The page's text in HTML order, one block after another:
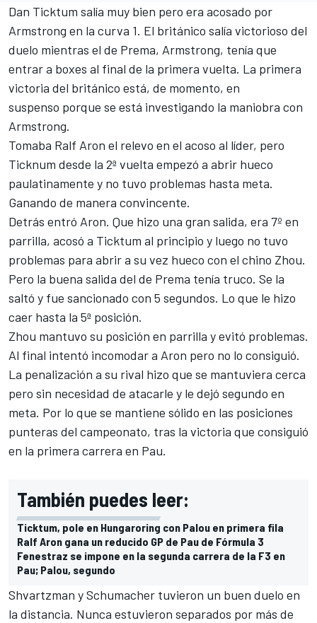
Dan Ticktum salía muy bien pero era acosado por
Armstrong en la curva 1. El británico salía victorioso del
duelo mientras el de Prema, Armstrong, tenía que
entrar a boxes al final de la primera vuelta. La primera
victoria del británico está, de momento, en
suspenso porque se está investigando la maniobra con
Armstrong.
Tomaba Ralf Aron el relevo en el acoso al líder, pero
Ticknum desde la 2ª vuelta empezó a abrir hueco
paulatinamente y no tuvo problemas hasta meta.
Ganando de manera convincente.
Detrás entró Aron. Que hizo una gran salida, era 7º en
parrilla, acosó a Ticktum al principio y luego no tuvo
problemas para abrir a su vez hueco con el chino Zhou.
Pero la buena salida del de Prema tenía truco. Se la
saltó y fue sancionado con 5 segundos. Lo que le hizo
caer hasta la 5ª posición.
Zhou mantuvo su posición en parrilla y evitó problemas.
Al final intentó incomodar a Aron pero no lo consiguió.
La penalización a su rival hizo que se mantuviera cerca
pero sin necesidad de atacarle y le dejó segundo en
meta. Por lo que se mantiene sólido en las posiciones
punteras del campeonato, tras la victoria que consiguió
en la primera carrera en Pau.
También puedes leer:
Ticktum, pole en Hungaroring con Palou en primera fila
Ralf Aron gana un reducido GP de Pau de Fórmula 3
Fenestraz se impone en la segunda carrera de la F3 en
Pau; Palou, segundo
Shvartzman y Schumacher tuvieron un buen duelo en
la distancia. Nunca estuvieron separados por más de